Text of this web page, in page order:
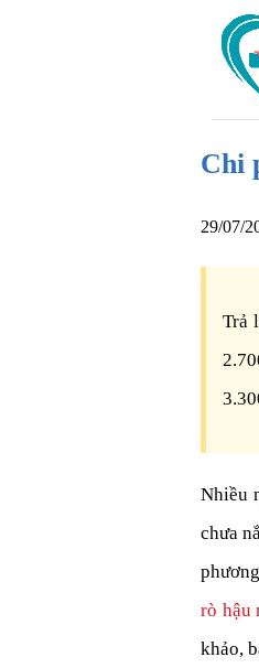
Chi
29/07/
Trả
Nhiều
chưa
rò hậu
khảo,